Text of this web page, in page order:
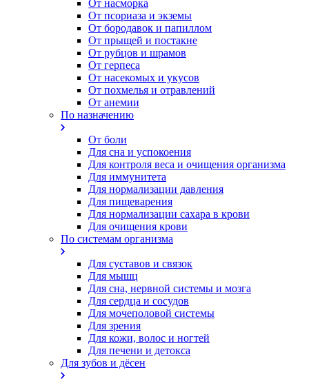
От насморка
Oт псориаза и экземы
От бородавок и папиллом
От прыщей и постакне
От рубцов и шрамов
От герпеса
От насекомых и укусов
От похмелья и отравлений
От анемии
По назначению
От боли
Для сна и успокоения
Для контроля веса и очищения организма
Для иммунитета
Для нормализации давления
Для пищеварения
Для нормализации сахара в крови
Для очищения крови
По системам организма
Для суставов и связок
Для мышц
Для сна, нервной системы и мозга
Для сердца и сосудов
Для мочеполовой системы
Для зрения
Для кожи, волос и ногтей
Для печени и детокса
Для зубов и дёсен